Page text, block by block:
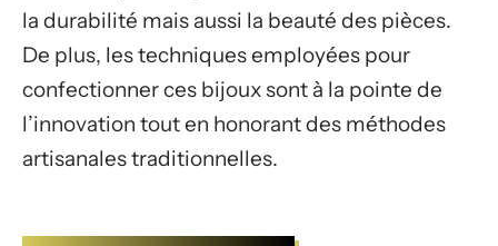
la durabilité mais aussi la beauté des pièces.
De plus, les techniques employées pour
confectionner ces bijoux sont à la pointe de
l’innovation tout en honorant des méthodes
artisanales traditionnelles.